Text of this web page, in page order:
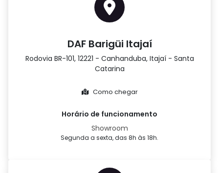
DAF Barigüi Itajaí
Rodovia BR-101, 12221 - Canhanduba, Itajaí - Santa
Catarina
Como chegar
Horário de funcionamento
Showroom
Segunda a sexta, das 8h às 18h.